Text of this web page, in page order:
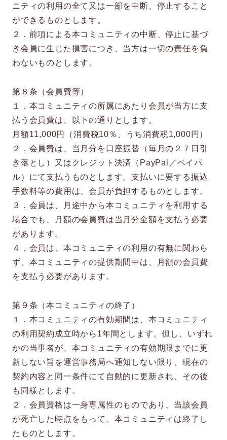
ニティの利用の全て又は一部を中断、停止すること
ができるものとします。
２．前項による本コミュニティの中断、停止に基づ
き会員に生じた損害につき、当方は一切の責任を負
わないものとします。
第８条（会員費等）
１．本コミュニティの所属にあたり会員が当方に支
払う会員費は、以下の通りとします。
月額11,000円（消費税10％、うち消費税1,000円）
２．会員費は、当月分を口座振替（毎月の２７日引
き落とし）又はクレジット決済（PayPal／ペイパ
ル）にて支払うものとします。支払いに要する振込
手数料等の費用は、会員が負担するものとします。
３．会員は、月途中から本コミュニティを利用する
場合でも、月額の会員費は当月分全額を支払う必要
があります。
４．会員は、本コミュニティの利用の有無に関わら
ず、本コミュニティの提供期間中は、月額の会員費
を支払う必要があります。
第９条（本コミュニティの終了）
１．本コミュニティの有効期間は、本コミュニティ
の利用契約成立時から1年間とします。但し、いずれ
かの当事者が、本コミュニティの有効期限までに更
新しない旨を運営事務局へ通知しない限り、現在の
契約内容と同一条件にて自動的に更新され、その後
も同様とします。
２．会員資格は一身専属性のものであり、当該会員
が死亡した時点をもって、本コミュニティは終了し
たものとします。